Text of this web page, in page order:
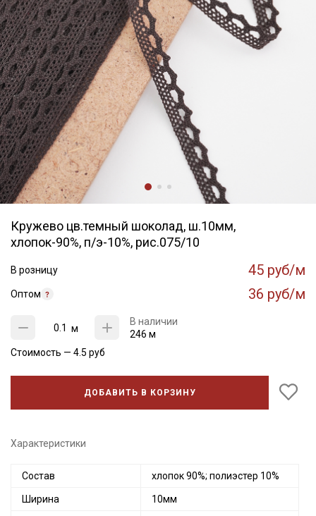
Кружево цв.темный шоколад, ш.10мм,
хлопок-90%, п/э-10%, рис.075/10
В розницу 45 руб/м
Оптом 36 руб/м
м
В наличии
246 м
Стоимость — 4.5 руб
ДОБАВИТЬ В КОРЗИНУ
Характеристики
Состав хлопок 90%; полиэстер 10%
Ширина 10мм